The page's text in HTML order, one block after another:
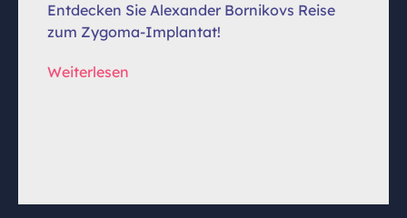
Entdecken Sie Alexander Bornikovs Reise
zum Zygoma-Implantat!
Weiterlesen